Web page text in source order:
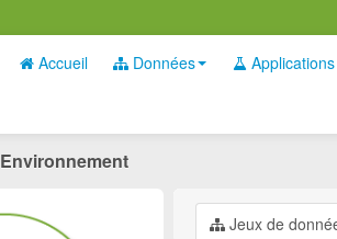
Accueil Données Applications
Environnement
Jeux de